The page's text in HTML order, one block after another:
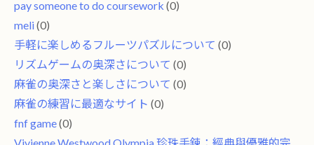
pay someone to do coursework (0)
meli(0)
手軽に楽しめるフルーツパズルについて (0)
リズムゲームの奥深さについて (0)
麻雀の奥深さと楽しさについて (0)
麻雀の練習に最適なサイト (0)
fnf game(0)